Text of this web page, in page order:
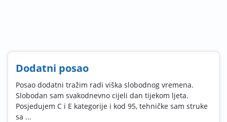
Dodatni posao
Posao dodatni tražim radi viška slobodnog vremena.
Slobodan sam svakodnevno cijeli dan tijekom ljeta.
Posjedujem C i E kategorije i kod 95, tehničke sam struke
sa ...